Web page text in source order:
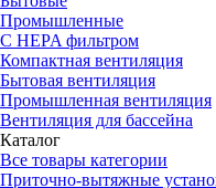
Промышленные
С HEPA фильтром
Компактная вентиляция
Бытовая вентиляция
Промышленная вентиляция
Вентиляция для бассейна
Каталог
Все товары категории
Приточно-вытяжные